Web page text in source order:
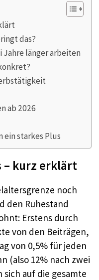
das?
Jahre länger arbeiten
ab 2026
ein starkes Plus
– kurz erklärt
noch
den Ruhestand
Erstens durch
von den Beiträgen,
von 0,5% für jeden
(also 12% nach zwei
auf die gesamte